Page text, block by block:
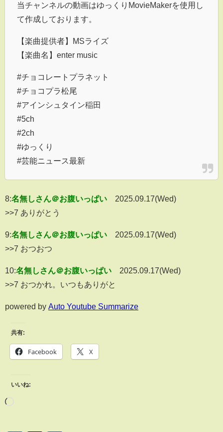
当チャンネルの動画はゆっくりMovieMakerを使用し
て作成しております。
【楽曲提供者】MSライズ
【楽曲名】enter music
#チョコレートプラネット
#チョコプラ松尾
#アインシュタイン稲田
#5ch
#2ch
#ゆっくり
#芸能ニュース最新
8:名無しさん＠お腹いっぱい
2025.09.17(Wed)
>>7 ありがとう
9:名無しさん＠お腹いっぱい
2025.09.17(Wed)
>>7 おつおつ
10:名無しさん＠お腹いっぱい
2025.09.17(Wed)
>>7 おつかれ。いつもありがと
powered by Auto Youtube Summarize
共有:
Facebook X
いいね: